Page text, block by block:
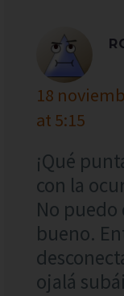
18
at 5:15
¡Qué
con la
No
bueno.
ojalá